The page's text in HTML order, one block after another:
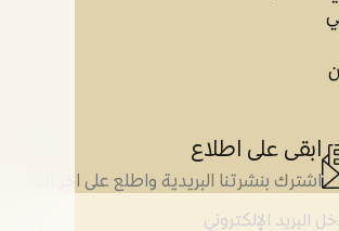
ابقى على اطلاع
اشترك بنشرتنا البريدية واطلع على اخر التطورات